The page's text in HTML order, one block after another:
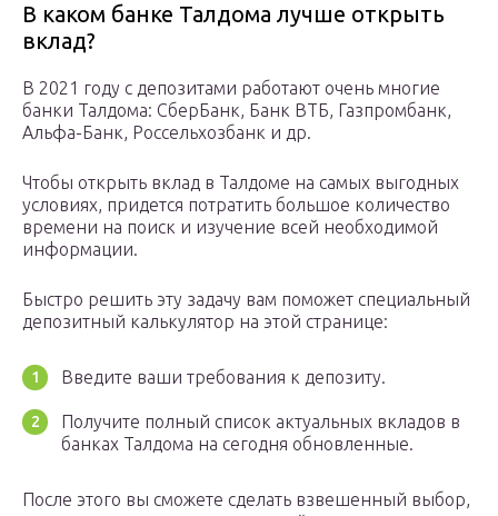
В каком банке Талдома лучше открыть
вклад?
В 2021 году с депозитами работают очень многие
банки Талдома: СберБанк, Банк ВТБ, Газпромбанк,
Альфа-Банк, Россельхозбанк и др.
Чтобы открыть вклад в Талдоме на самых выгодных
условиях, придется потратить большое количество
времени на поиск и изучение всей необходимой
информации.
Быстро решить эту задачу вам поможет специальный
депозитный калькулятор на этой странице:
Введите ваши требования к депозиту.
Получите полный список актуальных вкладов в
банках Талдома на сегодня обновленные.
После этого вы сможете сделать взвешенный выбор,